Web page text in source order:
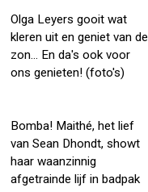
Olga Leyers gooit wat
kleren uit en geniet van de
zon... En da's ook voor
ons genieten! (foto's)
Bomba! Maithé, het lief
van Sean Dhondt, showt
haar waanzinnig
afgetrainde lijf in badpak